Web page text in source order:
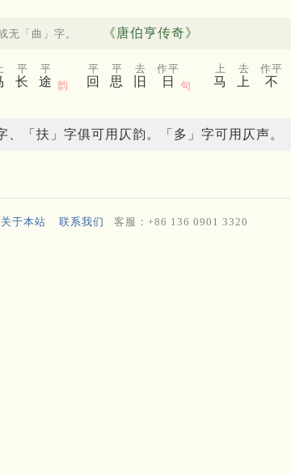
无「曲」字。 《唐伯亨传奇》
上
长
平
途
平
韵
回
平
思
平
旧
去
日
作平
句
马
上
上
去
不
作平
、「扶」字俱可用仄韵。「多」字可用仄声。
关于本站 联系我们 客服：+86 136 0901 3320